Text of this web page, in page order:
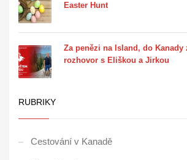
Easter Hunt
Za penězi na Island, do Kanady
rozhovor s Eliškou a Jirkou
RUBRIKY
Cestování v Kanadě